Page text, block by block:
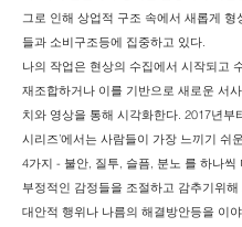
그로 인해 상업적 구조 속에서 새롭게 형
들과 소비구조등에 집중하고 있다.
나의 작업은 현상의 수집에서 시작되고
재조합하거나 이를 기반으로 새로운 서
치와 영상을 통해 시각화한다. 2017년부
시리즈’에서는 사람들이 가장 느끼기 쉬
4가지 - 불안, 질투, 슬픔, 분노 를 하나씩
부정적인 감정들을 조절하고 감추기위
대안적 행위나 나름의 해결방안등을 이